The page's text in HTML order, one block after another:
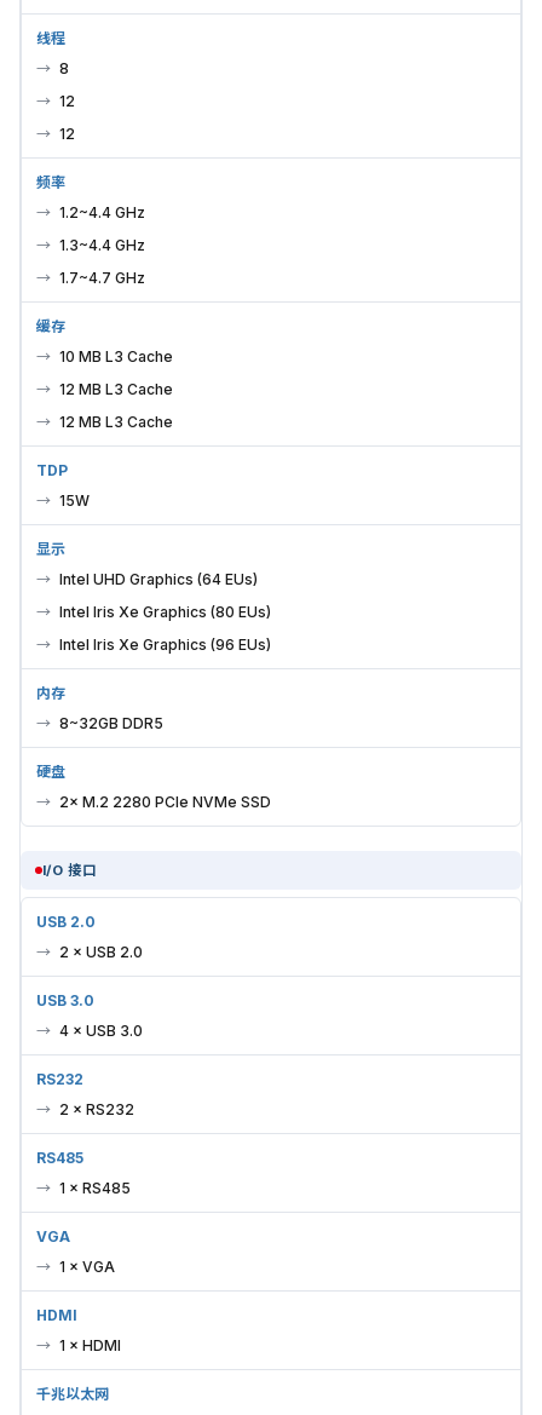
线程
8
12
12
频率
1.2~4.4 GHz
1.3~4.4 GHz
1.7~4.7 GHz
缓存
10 MB L3 Cache
12 MB L3 Cache
12 MB L3 Cache
TDP
15W
显示
Intel UHD Graphics (64 EUs)
Intel Iris Xe Graphics (80 EUs)
Intel Iris Xe Graphics (96 EUs)
内存
8~32GB DDR5
硬盘
2× M.2 2280 PCIe NVMe SSD
I/O 接口
USB 2.0
2 × USB 2.0
USB 3.0
4 × USB 3.0
RS232
2 × RS232
RS485
1 × RS485
VGA
1 × VGA
HDMI
1 × HDMI
千兆以太网